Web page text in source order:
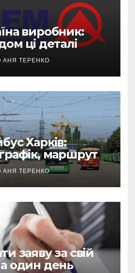
виробник:
ці деталі
АНЯ ТЕРЕНКО
Харків:
маршрут
АНЯ ТЕРЕНКО
заяву за свій
один день